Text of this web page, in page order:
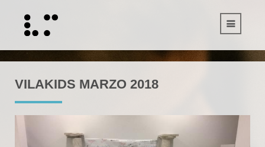
VILAKIDS MARZO 2018